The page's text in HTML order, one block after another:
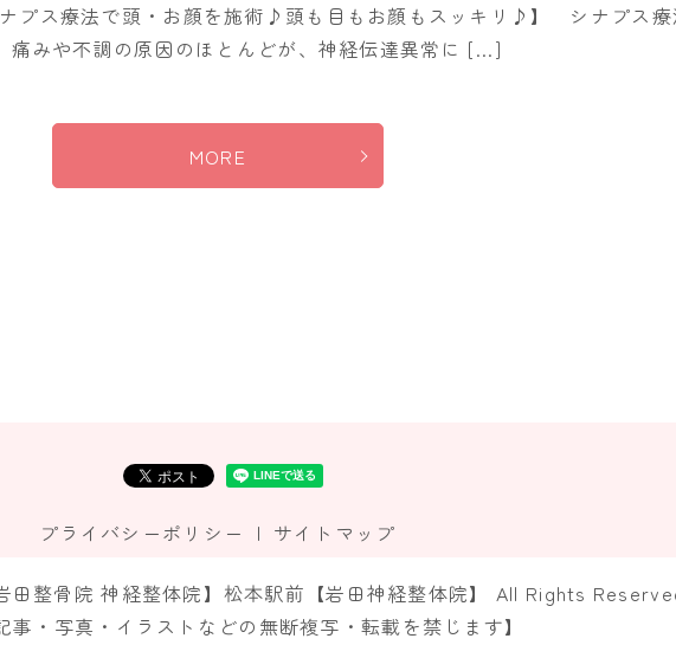
プス療法で頭・お顔を施術♪頭も目もお顔もスッキリ♪】 シナプス療
みや不調の原因のほとんどが、神経伝達異常に […]
MORE
プライバシーポリシー サイトマップ
整骨院 神経整体院】松本駅前【岩田神経整体院】 All Rights
事・写真・イラストなどの無断複写・転載を禁じます】